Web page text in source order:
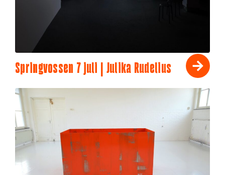
Springvossen 7 juli | Julika Rudelius